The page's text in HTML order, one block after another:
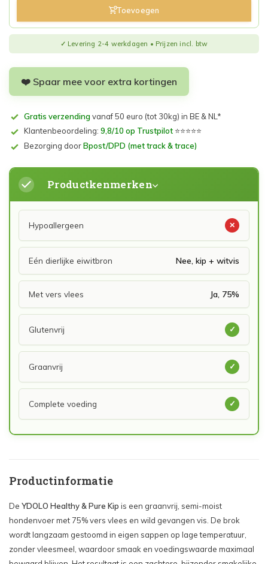
❤️ Spaar mee voor extra kortingen
Gratis verzending vanaf 50 euro (tot 30kg) in BE & NL*
Klantenbeoordeling: 9,8/10 op Trustpilot ⭐⭐⭐⭐⭐
Bezorging doorBpost/DPD (met track & trace)
Productkenmerken
Hypoallergeen ✕
Eén dierlijke eiwitbron Nee, kip + witvis
Met vers vlees Ja, 75%
Glutenvrij ✓
Graanvrij ✓
Complete voeding ✓
Productinformatie
De YDOLO Healthy & Pure Kip is een graanvrij, semi-moist
hondenvoer met 75% vers vlees en wild gevangen vis. De brok
wordt langzaam gestoomd in eigen sappen op lage temperatuur,
zonder vleesmeel, waardoor smaak en voedingswaarde maximaal